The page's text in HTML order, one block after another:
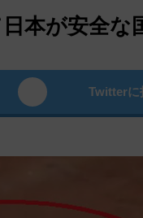
本が安全
Twitterに